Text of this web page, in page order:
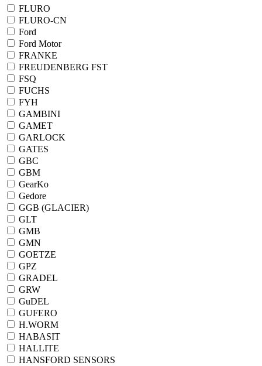
FLURO
FLURO-CN
Ford
Ford Motor
FRANKE
FREUDENBERG FST
FSQ
FUCHS
FYH
GAMBINI
GAMET
GARLOCK
GATES
GBC
GBM
GearKo
Gedore
GGB (GLACIER)
GLT
GMB
GMN
GOETZE
GPZ
GRADEL
GRW
GuDEL
GUFERO
H.WORM
HABASIT
HALLITE
HANSFORD SENSORS